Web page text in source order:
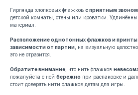
Гирлянда хлопковых флажков с приятным
детской комнаты, стены или кроватки.
материал.
Расположение однотонных флажков и принты
зависимости от партии , на визуальную
это не отразится.
Обратите внимание , что нить флажков
пожалуйста с ней бережно при распаковке и
стоит доверять нити флажков детям для игры.